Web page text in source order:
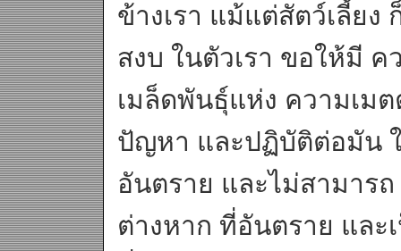
ข้างเรา แม้แต่สัตว์เลี้ยง
สงบ ในตัวเรา ขอให้มี ค
เมล็ดพันธุ์แห่ง ความเม
ปัญหา และปฏิบัติต่อมัน
อันตราย และไม่สามาร
ต่างหาก ที่อันตราย และ